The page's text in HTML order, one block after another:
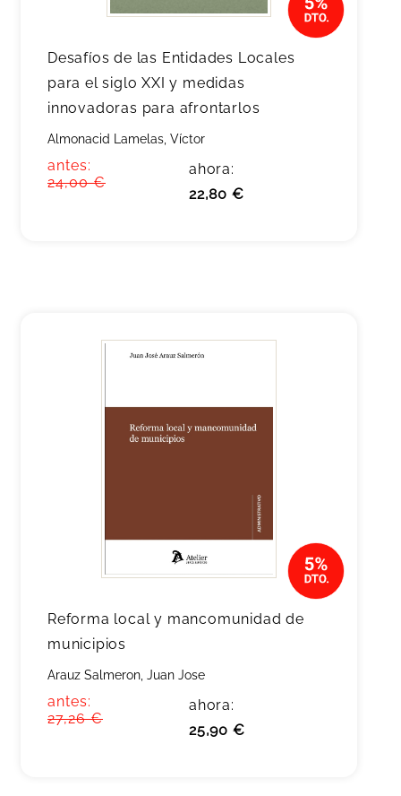
Desafíos de las Entidades Locales
para el siglo XXI y medidas
innovadoras para afrontarlos
Almonacid Lamelas, Víctor
antes:
24,00 €
ahora:
22,80 €
Reforma local y mancomunidad de
municipios
Arauz Salmeron, Juan Jose
antes:
27,26 €
ahora:
25,90 €